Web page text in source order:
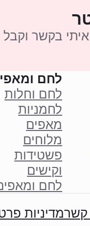
בקשר
לחם
לחם וחלות
לחמניות
מאפים
מלוחים
פשטידות
וקישים
לחם
קשרמדיניות